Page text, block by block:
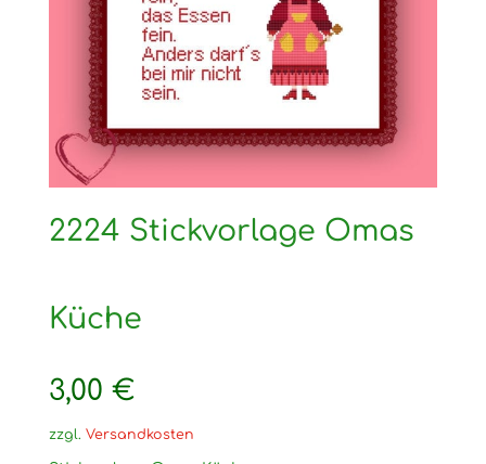
2224 Stickvorlage Omas
Küche
3,00 €
zzgl. Versandkosten